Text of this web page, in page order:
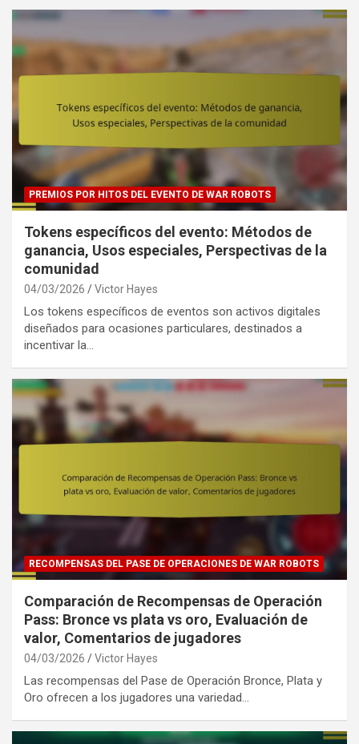
PREMIOS POR HITOS DEL EVENTO DE WAR ROBOTS
Tokens específicos del evento: Métodos de
ganancia, Usos especiales, Perspectivas de la
comunidad
04/03/2026 Victor Hayes
Los tokens específicos de eventos son activos digitales
diseñados para ocasiones particulares, destinados a
incentivar la…
RECOMPENSAS DEL PASE DE OPERACIONES DE WAR ROBOTS
Comparación de Recompensas de Operación
Pass: Bronce vs plata vs oro, Evaluación de
valor, Comentarios de jugadores
04/03/2026 Victor Hayes
Las recompensas del Pase de Operación Bronce, Plata y
Oro ofrecen a los jugadores una variedad…